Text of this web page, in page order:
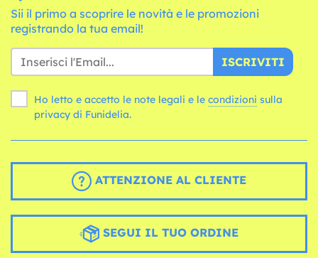
Sii il primo a scoprire le novità e le promozioni
registrando la tua email!
ISCRIVITI
Ho letto e accetto le note legali e le condizioni
privacy di Funidelia.
ATTENZIONE AL CLIENTE
SEGUI IL TUO ORDINE